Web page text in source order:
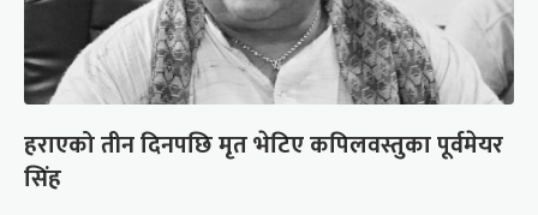
हराएको तीन दिनपछि मृत भेटिए कपिलवस्तुका पूर्वमेयर
सिंह